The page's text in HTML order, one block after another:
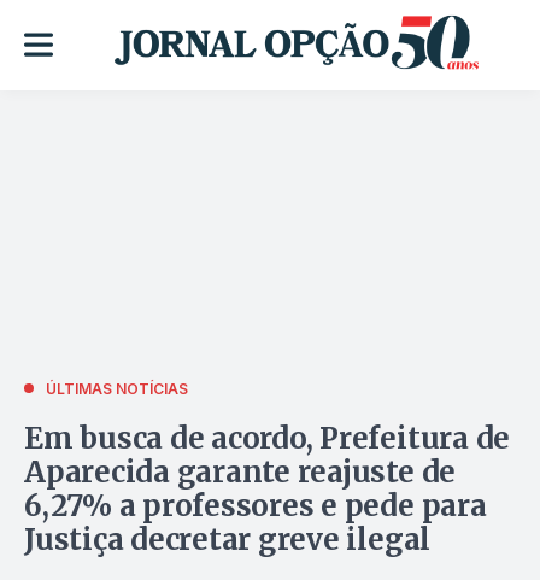
ÚLTIMAS NOTÍCIAS
Em busca de acordo, Prefeitura de
Aparecida garante reajuste de
6,27% a professores e pede para
Justiça decretar greve ilegal